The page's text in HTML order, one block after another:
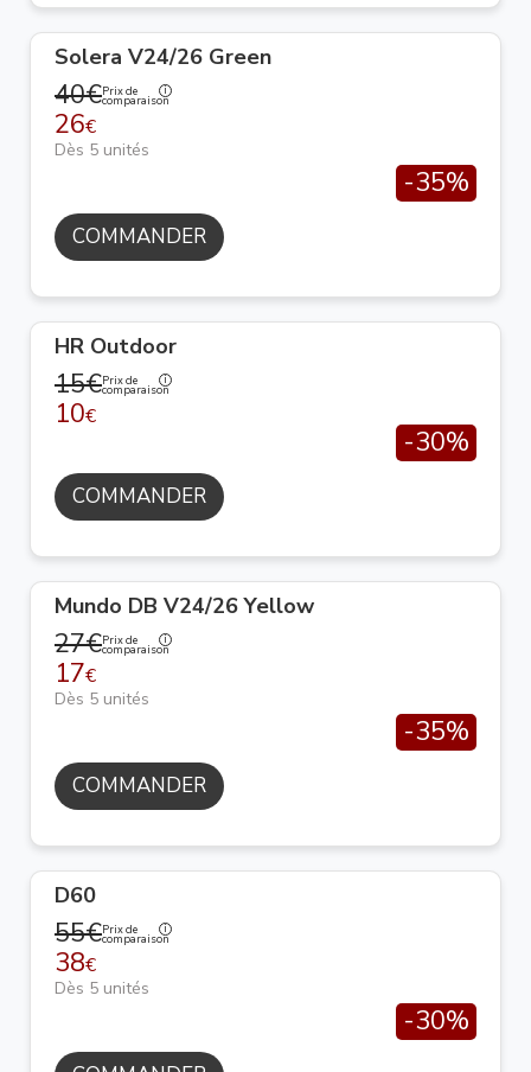
Solera V24/26 Green
40€Prix de
comparaison
26€
Dès 5 unités
-35%
COMMANDER
HR Outdoor
15€Prix de
comparaison
10€
-30%
COMMANDER
Mundo DB V24/26 Yellow
27€Prix de
comparaison
17€
Dès 5 unités
-35%
COMMANDER
D60
55€Prix de
comparaison
38€
Dès 5 unités
-30%